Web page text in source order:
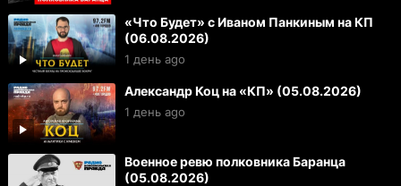
«Что Будет» с Иваном Панкиным на КП
(06.08.2026)
1 день ago
Александр Коц на «КП» (05.08.2026)
1 день ago
Военное ревю полковника Баранца
(05.08.2026)